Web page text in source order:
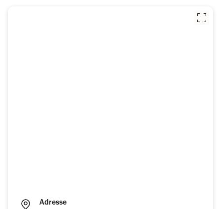
Adresse